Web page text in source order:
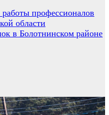
профессионалов
области
в Болотнинском районе